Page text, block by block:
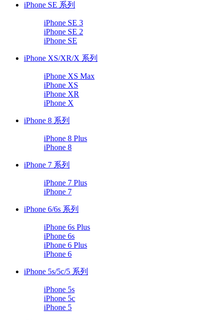
iPhone SE 系列
iPhone SE 3
iPhone SE 2
iPhone SE
iPhone XS/XR/X 系列
iPhone XS Max
iPhone XS
iPhone XR
iPhone X
iPhone 8 系列
iPhone 8 Plus
iPhone 8
iPhone 7 系列
iPhone 7 Plus
iPhone 7
iPhone 6/6s 系列
iPhone 6s Plus
iPhone 6s
iPhone 6 Plus
iPhone 6
iPhone 5s/5c/5 系列
iPhone 5s
iPhone 5c
iPhone 5